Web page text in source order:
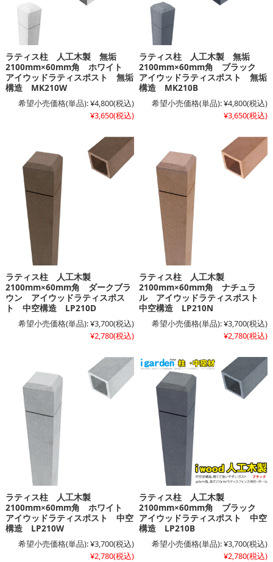
ラティス柱 人工木製 無垢
2100mm×60mm角 ホワイト
アイウッドラティスポスト 無垢
構造 MK210W
希望小売価格(単品):¥4,800(税込)
¥3,650(税込)
ラティス柱 人工木製 無垢
2100mm×60mm角 ブラック
アイウッドラティスポスト 無垢
構造 MK210B
希望小売価格(単品):¥4,800(税込)
¥3,650(税込)
ラティス柱 人工木製
2100mm×60mm角 ダークブラ
ウン アイウッドラティスポス
ト 中空構造 LP210D
希望小売価格(単品):¥3,700(税込)
¥2,780(税込)
ラティス柱 人工木製
2100mm×60mm角 ナチュラ
ル アイウッドラティスポスト
中空構造 LP210N
希望小売価格(単品):¥3,700(税込)
¥2,780(税込)
ラティス柱 人工木製
2100mm×60mm角 ホワイト
アイウッドラティスポスト 中空
構造 LP210W
希望小売価格(単品):¥3,700(税込)
¥2,780(税込)
ラティス柱 人工木製
2100mm×60mm角 ブラック
アイウッドラティスポスト 中空
構造 LP210B
希望小売価格(単品):¥3,700(税込)
¥2,780(税込)